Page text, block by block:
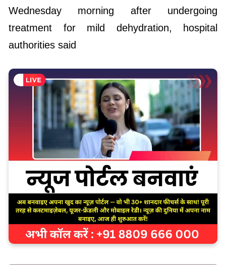
Wednesday morning after undergoing
treatment for mild dehydration, hospital
authorities said